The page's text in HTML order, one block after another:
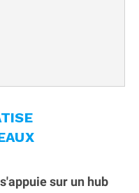
sur un hub